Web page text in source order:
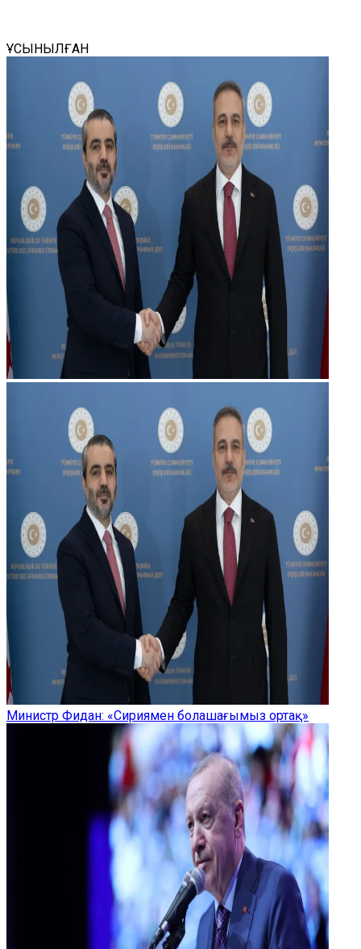
ҰСЫНЫЛҒАН
Министр Фидан: «Сириямен болашағымыз ортақ»